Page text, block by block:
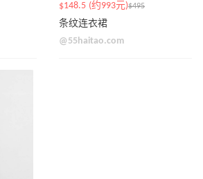
$148.5 (约993元)$495
条纹连衣裙
@55haitao.com